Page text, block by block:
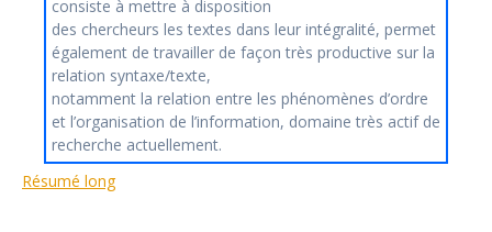
consiste à mettre à disposition
des chercheurs les textes dans leur intégralité, permet
également de travailler de façon très productive sur la
relation syntaxe/texte,
notamment la relation entre les phénomènes d’ordre
et l’organisation de l’information, domaine très actif de
recherche actuellement.
Résumé long